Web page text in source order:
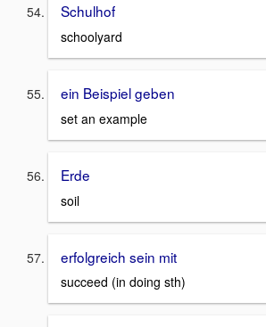
Schulhof
schoolyard
ein Beispiel geben
set an example
Erde
soil
erfolgreich sein mit
succeed (in doing sth)